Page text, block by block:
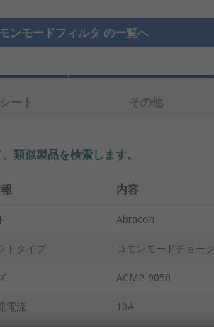
ンモードフィルタ の一覧へ
ート その他
類似製品を検索します。
内容
Abracon
トタイプ コモンモードチョーク
ACMP-9050
電流 10A